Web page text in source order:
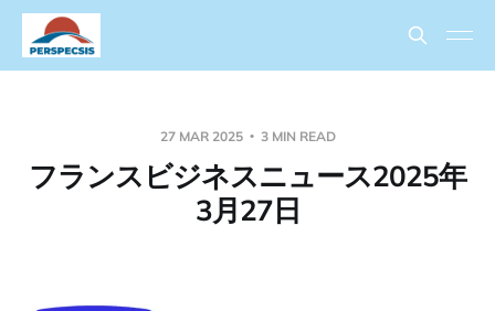
27 MAR 2025 3 MIN READ
フランスビジネスニュース2025年
3月27日